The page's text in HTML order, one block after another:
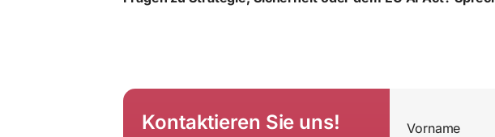
Kontaktieren Sie uns! Vorname